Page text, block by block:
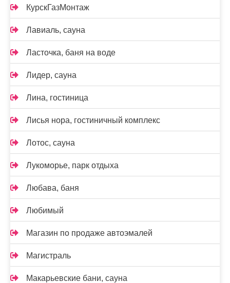
КурскГазМонтаж
Лавиаль, сауна
Ласточка, баня на воде
Лидер, сауна
Лина, гостиница
Лисья нора, гостиничный комплекс
Лотос, сауна
Лукоморье, парк отдыха
Любава, баня
Любимый
Магазин по продаже автоэмалей
Магистраль
Макарьевские бани, сауна